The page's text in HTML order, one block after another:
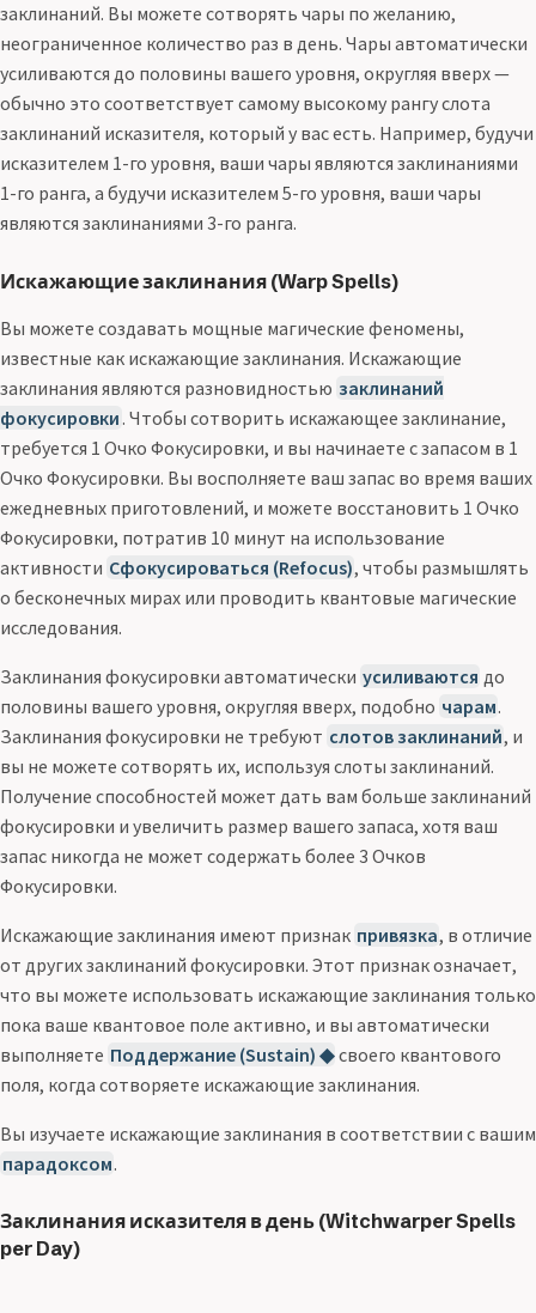
заклинаний. Вы можете сотворять чары по желанию,
неограниченное количество раз в день. Чары автоматически
усиливаются до половины вашего уровня, округляя вверх —
обычно это соответствует самому высокому рангу слота
заклинаний исказителя, который у вас есть. Например, будучи
исказителем 1-го уровня, ваши чары являются заклинаниями
1-го ранга, а будучи исказителем 5-го уровня, ваши чары
являются заклинаниями 3-го ранга.
Искажающие заклинания (Warp Spells)
Вы можете создавать мощные магические феномены,
известные как искажающие заклинания. Искажающие
заклинания являются разновидностью заклинаний
фокусировки . Чтобы сотворить искажающее заклинание,
требуется 1 Очко Фокусировки, и вы начинаете с запасом в 1
Очко Фокусировки. Вы восполняете ваш запас во время ваших
ежедневных приготовлений, и можете восстановить 1 Очко
Фокусировки, потратив 10 минут на использование
активности Сфокусироваться (Refocus), чтобы размышлять
о бесконечных мирах или проводить квантовые магические
исследования.
Заклинания фокусировки автоматически усиливаются до
половины вашего уровня, округляя вверх, подобно чарам.
Заклинания фокусировки не требуют слотов заклинаний, и
вы не можете сотворять их, используя слоты заклинаний.
Получение способностей может дать вам больше заклинаний
фокусировки и увеличить размер вашего запаса, хотя ваш
запас никогда не может содержать более 3 Очков
Фокусировки.
Искажающие заклинания имеют признак привязка, в отличие
от других заклинаний фокусировки. Этот признак означает,
что вы можете использовать искажающие заклинания только
пока ваше квантовое поле активно, и вы автоматически
выполняете Поддержание (Sustain) ◆ своего квантового
поля, когда сотворяете искажающие заклинания.
Вы изучаете искажающие заклинания в соответствии с вашим
парадоксом.
Заклинания исказителя в день (Witchwarper Spells
per Day)